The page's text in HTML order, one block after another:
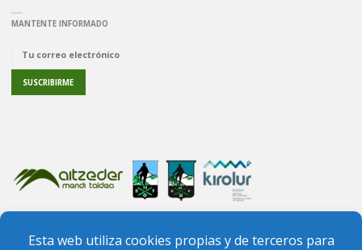
MANTENTE INFORMADO